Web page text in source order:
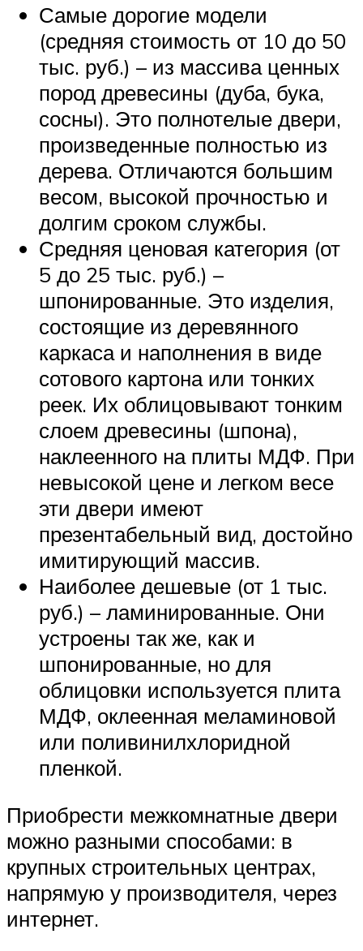
Самые дорогие модели
(средняя стоимость от 10 до 50
тыс. руб.) – из массива ценных
пород древесины (дуба, бука,
сосны). Это полнотелые двери,
произведенные полностью из
дерева. Отличаются большим
весом, высокой прочностью и
долгим сроком службы.
Средняя ценовая категория (от
5 до 25 тыс. руб.) –
шпонированные. Это изделия,
состоящие из деревянного
каркаса и наполнения в виде
сотового картона или тонких
реек. Их облицовывают тонким
слоем древесины (шпона),
наклеенного на плиты МДФ. При
невысокой цене и легком весе
эти двери имеют
презентабельный вид, достойно
имитирующий массив.
Наиболее дешевые (от 1 тыс.
руб.) – ламинированные. Они
устроены так же, как и
шпонированные, но для
облицовки используется плита
МДФ, оклеенная меламиновой
или поливинилхлоридной
пленкой.
Приобрести межкомнатные двери
можно разными способами: в
крупных строительных центрах,
напрямую у производителя, через
интернет.